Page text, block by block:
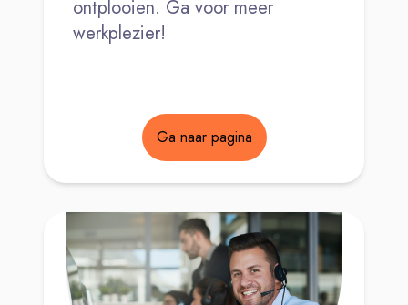
ontplooien. Ga voor meer
werkplezier!
Ga naar pagina